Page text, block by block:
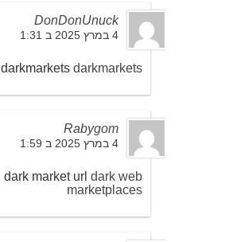
DonDonUnuck
4 במרץ 2025 ב 1:31
darkmarkets darkmarkets
Rabygom
4 במרץ 2025 ב 1:59
dark market url dark web
marketplaces